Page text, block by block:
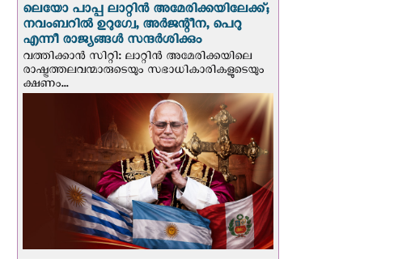
ലെയോ പാപ്പ ലാറ്റിൻ അമേരിക്കയിലേക്ക്;
നവംബറില്‍ ഉറുഗ്വേ, അർജന്റീന, പെറു
എന്നീ രാജ്യങ്ങള്‍ സന്ദര്‍ശിക്കും
വത്തിക്കാന്‍ സിറ്റി: ലാറ്റിന്‍ അമേരിക്കയിലെ
രാഷ്ട്രത്തലവന്മാരുടെയും സഭാധികാരികളുടെയും
ക്ഷണം...